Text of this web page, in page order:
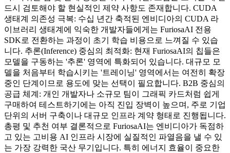
드시 검토해야 할 현실적인 제약 사항도 존재합니다. CUDA
생태계 의존성 극복: 수십 년간 축적된 엔비디아의 CUDA 라
이브러리 생태계에 익숙한 개발자들에게는 FuriosaAI 전용
SDK로 전환하는 과정이 초기 학습 비용으로 느껴질 수 있습
니다. 추론(Inference) 중심의 최적화: 현재 FuriosaAI의 칩들은
모델을 구동하는 '추론' 영역에 특화되어 있습니다. 대규모 모
델을 처음부터 학습시키는 '트레이닝' 영역에서는 여전히 확장
중인 단계이므로 용도에 맞는 선택이 필요합니다. B2B 중심의
공급 체계: 개인 개발자나 소규모 팀이 그래픽 카드처럼 쉽게
구매하여 테스트하기에는 아직 진입 장벽이 높으며, 주로 기업
단위의 서버 구축이나 대규모 인프라 계약 형태로 진행됩니다.
총평 및 추천 여부 결론적으로 FuriosaAI는 엔비디아가 독점하
고 있는 고비용 AI 인프라 시장에 실질적인 파열음을 낼 수 있
는 가장 강력한 국산 무기입니다. 특히 에너지 효율이 중요한